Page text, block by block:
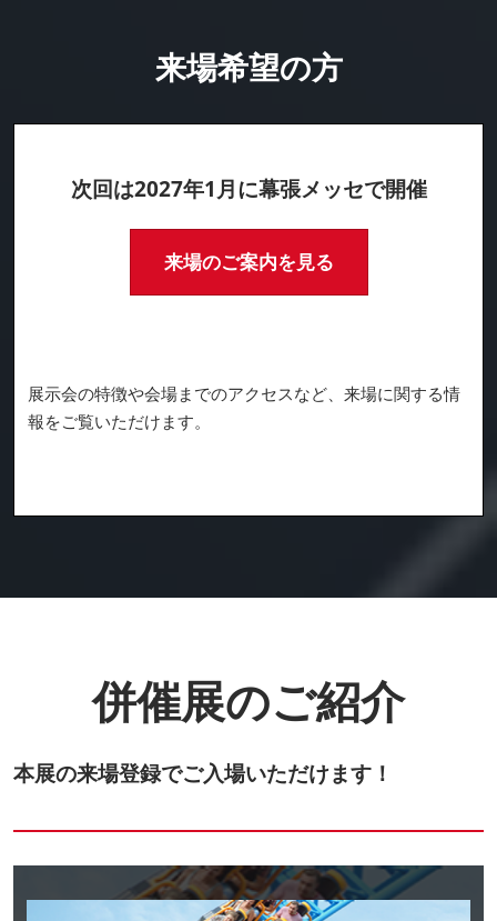
来場希望の方
次回は2027年1月に幕張メッセで開催
来場のご案内を見る
展示会の特徴や会場までのアクセスなど、来場に関する情
報をご覧いただけます。
併催展のご紹介
本展の来場登録でご入場いただけます！